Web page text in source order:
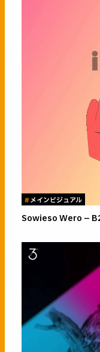
#メインビジュアル
Sowieso Wero –